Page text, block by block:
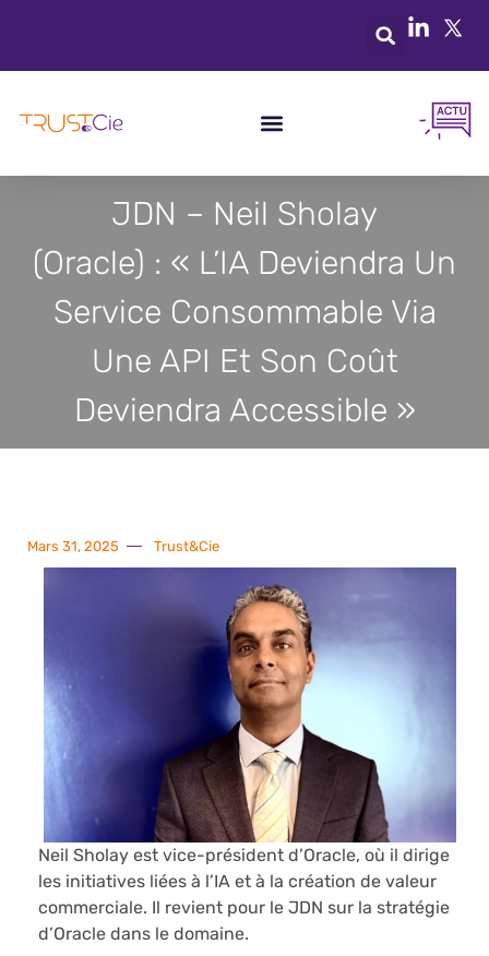
JDN – Neil Sholay
(Oracle) : « L’IA Deviendra Un
Service Consommable Via
Une API Et Son Coût
Deviendra Accessible »
Mars 31, 2025 Trust&Cie
Neil Sholay est vice-président d’Oracle, où il dirige
les initiatives liées à l’IA et à la création de valeur
commerciale. Il revient pour le JDN sur la stratégie
d’Oracle dans le domaine.